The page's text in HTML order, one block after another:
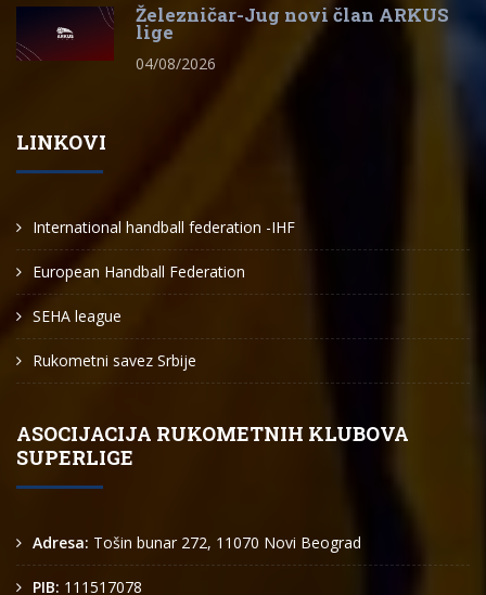
Železničar-Jug novi član ARKUS
lige
04/08/2026
LINKOVI
International handball federation -IHF
European Handball Federation
SEHA league
Rukometni savez Srbije
ASOCIJACIJA RUKOMETNIH KLUBOVA
SUPERLIGE
Adresa: Tošin bunar 272, 11070 Novi Beograd
PIB: 111517078